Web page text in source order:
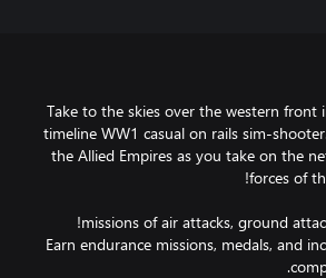
Take to the skies over the western front
timeline WW1 casual on rails sim-
the Allied Empires as you take on the
Earn endurance missions, medals, and